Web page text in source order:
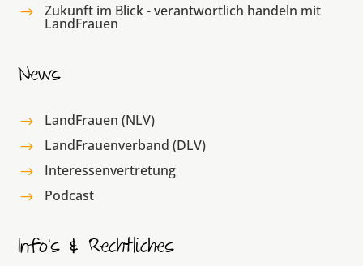
$ Zukunft im Blick - verantwortlich handeln mit
LandFrauen
News
$ LandFrauen (NLV)
$ LandFrauenverband (DLV)
$ Interessenvertretung
$ Podcast
Info’s & Rechtliches